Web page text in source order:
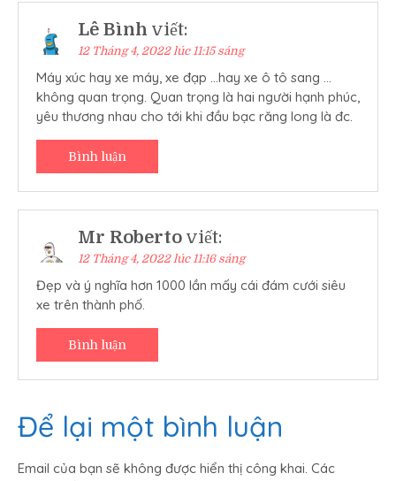
Lê Bình viết:
12 Tháng 4, 2022 lúc 11:15 sáng
Máy xúc hay xe máy, xe đạp …hay xe ô tô sang …
không quan trọng. Quan trọng là hai người hạnh phúc,
yêu thương nhau cho tới khi đầu bạc răng long là đc.
Bình luận
Mr Roberto viết:
12 Tháng 4, 2022 lúc 11:16 sáng
Đẹp và ý nghĩa hơn 1000 lần mấy cái đám cưới siêu
xe trên thành phố.
Bình luận
Để lại một bình luận
Email của bạn sẽ không được hiển thị công khai. Các